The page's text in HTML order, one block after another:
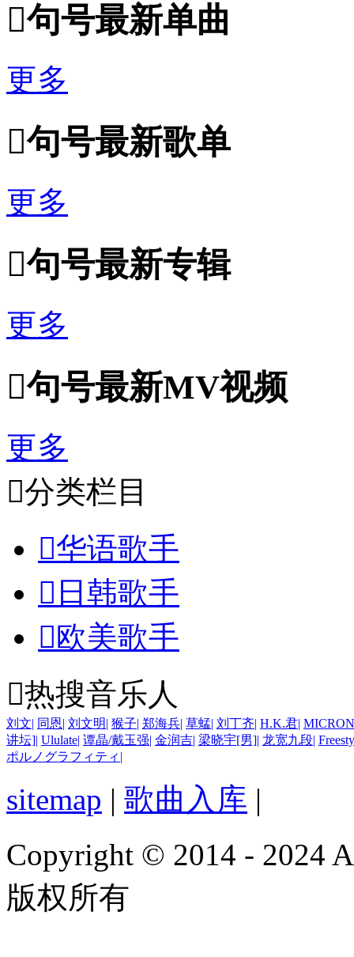
句号最新单曲
更多
句号最新歌单
更多
句号最新专辑
更多
句号最新MV视频
更多
分类栏目
华语歌手
 日韩歌手
欧美歌手
热搜音乐人
刘文| 同恩| 刘文明| 猴子| 郑海兵| 草蜢| 刘丁齐| H.K.君|
讲坛]| Ululate| 谭晶/戴玉强| 金润吉| 梁晓宇[男]| 龙宽九段|
ポルノグラフィティ |
sitemap | 歌曲入库 |
Copyright © 2014 - 2024
版权所有